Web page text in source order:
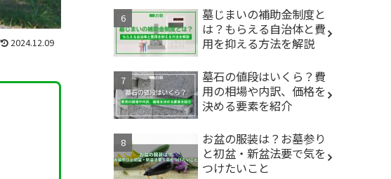
2024.12.09
墓じまいの補助金制度と
は？もらえる自治体と費
用を抑える方法を解説
墓石の値段はいくら？費
用の相場や内訳、価格を
決める要素を紹介
お盆の服装は？お墓参り
と初盆・新盆法要で気を
つけたいこと